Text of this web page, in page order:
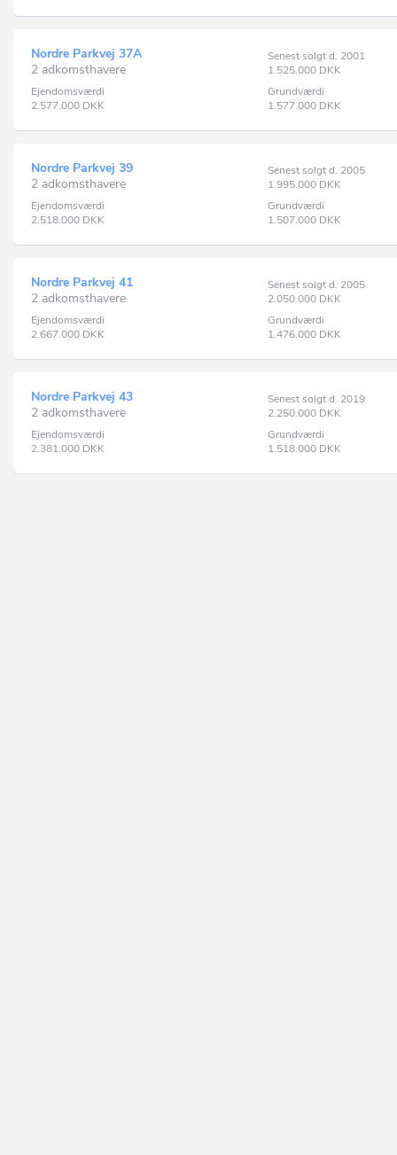
Nordre Parkvej 37A
2 adkomsthavere
Senest solgt d. 2001
1.525.000 DKK
Ejendomsværdi
2.577.000 DKK
Grundværdi
1.577.000 DKK
Nordre Parkvej 39
2 adkomsthavere
Senest solgt d. 2005
1.995.000 DKK
Ejendomsværdi
2.518.000 DKK
Grundværdi
1.507.000 DKK
Nordre Parkvej 41
2 adkomsthavere
Senest solgt d. 2005
2.050.000 DKK
Ejendomsværdi
2.667.000 DKK
Grundværdi
1.476.000 DKK
Nordre Parkvej 43
2 adkomsthavere
Senest solgt d. 2019
2.250.000 DKK
Ejendomsværdi
2.381.000 DKK
Grundværdi
1.518.000 DKK